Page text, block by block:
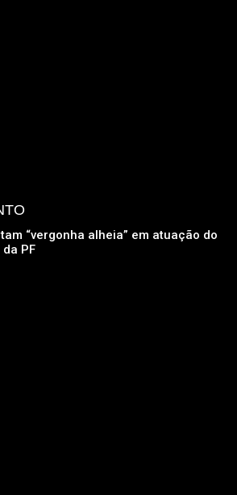
“vergonha alheia” em atuação do
PF